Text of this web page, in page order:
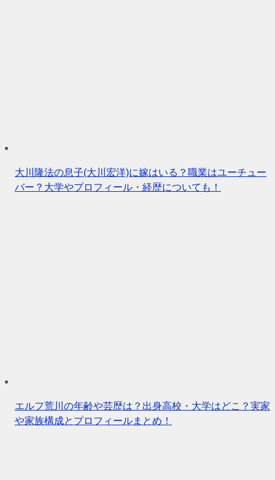
大川隆法の息子(大川宏洋)に嫁はいる？職業はユーチュー
バー？大学やプロフィール・経歴についても！
エルフ荒川の年齢や芸歴は？出身高校・大学はどこ？実家
や家族構成とプロフィールまとめ！